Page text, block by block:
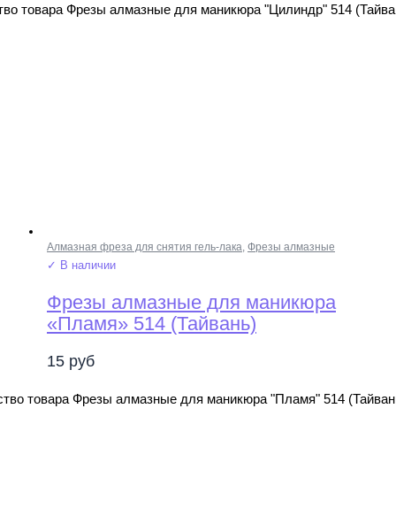
товара Фрезы алмазные для маникюра "Цилиндр" 514
Алмазная фреза для снятия гель-лака, Фрезы алмазные
✓ В наличии
Фрезы алмазные для маникюра
«Пламя» 514 (Тайвань)
15 руб
товара Фрезы алмазные для маникюра "Пламя" 514